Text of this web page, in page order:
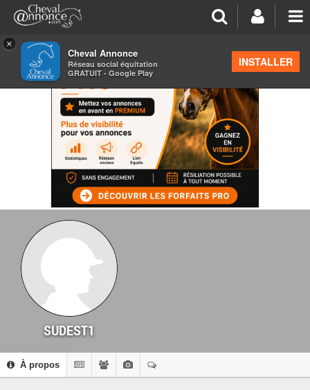
×
Cheval Annonce
Réseau social équitation
GRATUIT - Google Play
INSTALLER
SUDEST1
À propos